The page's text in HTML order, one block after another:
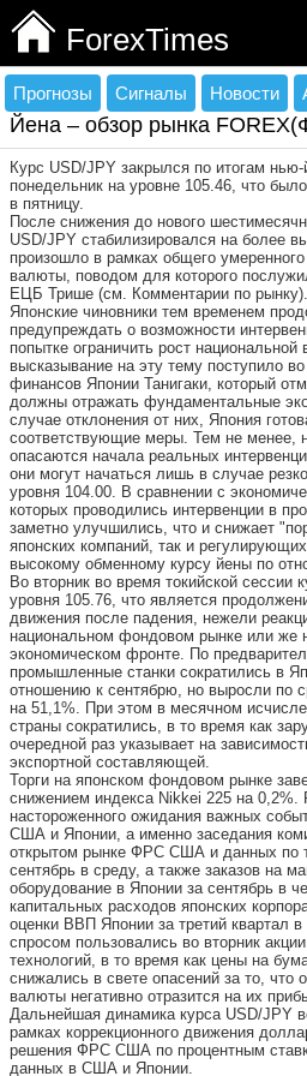
ForexTimes
Прогнозы Сигналы Новости
Йена – обзор рынка
Курс USD/JPY закрылся по итогам нью-
понедельник на уровне 105.46, что
в пятницу.
После снижения до нового
USD/JPY стабилизировался на более
произошло в рамках общего
валюты, поводом для которого
ЕЦБ Трише (см. Комментарии по рынку).
Японские чиновники тем временем
предупреждать о возможности
попытке ограничить рост
высказывание на эту тему поступило
финансов Японии Танигаки, который
должны отражать фундаментальные
случае отклонения от них, Япония
соответствующие меры. Тем не менее,
опасаются начала реальных
они могут начаться лишь в случае
уровня 104.00. В сравнении с
которых проводились интервенции в
заметно улучшились, что и снижает
японских компаний, так и
высокому обменному курсу йены по
Во вторник во время токийской сессии
уровня 105.76, что является
движения после падения, нежели
национальном фондовом рынке или же
экономическом фронте. По
промышленные станки сократились в
отношению к сентябрю, но выросли по
на 51,1%. При этом в месячном
страны сократились, в то время как
очередной раз указывает на
экспортной составляющей.
Торги на японском фондовом рынке
снижением индекса Nikkei 225 на 0,2%.
настороженного ожидания важных
США и Японии, а именно заседания
открытом рынке ФРС США и данных по
сентябрь в среду, а также заказов на
оборудование в Японии за сентябрь в
капитальных расходов японских
оценки ВВП Японии за третий квартал
спросом пользовались во вторник
технологий, в то время как цены на
снижались в свете опасений за то, что
валюты негативно отразится на их
Дальнейшая динамика курса USD/JPY
рамках коррекционного движения
решения ФРС США по процентным
данных в США и Японии.